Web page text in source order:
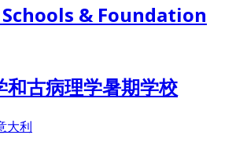
& Foundation
和古病理学暑期学校
大利